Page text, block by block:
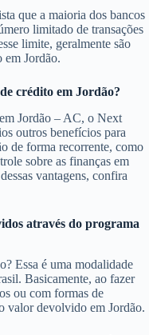
que a maioria dos bancos
limitado de transações
limite, geralmente são
em Jordão.
crédito em Jordão?
Jordão – AC, o Next
outros benefícios para
de forma recorrente, como
sobre as finanças em
vantagens, confira
através do programa
Essa é uma modalidade
Basicamente, ao fazer
ou com formas de
valor devolvido em Jordão.